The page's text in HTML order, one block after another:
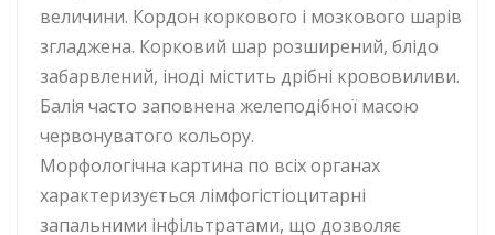
величини. Кордон коркового і мозкового шарів
згладжена. Корковий шар розширений, блідо
забарвлений, іноді містить дрібні крововиливи.
Балія часто заповнена желеподібної масою
червонуватого кольору.
Морфологічна картина по всіх органах
характеризується лімфогістіоцитарні
запальними інфільтратами, що дозволяє